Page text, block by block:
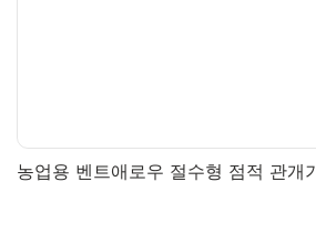
농업용 벤트애로우 절수형 점적 관개기